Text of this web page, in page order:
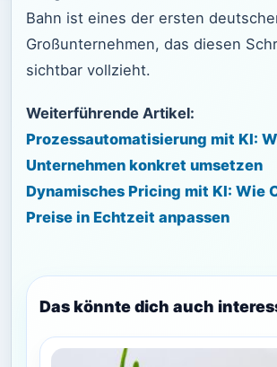
Bahn ist eines der ersten
Großunternehmen, das diesen
sichtbar vollzieht.
Weiterführende Artikel:
Prozessautomatisierung mit KI:
Unternehmen konkret umsetzen
Dynamisches Pricing mit KI: Wie
Preise in Echtzeit anpassen
Das könnte dich auch